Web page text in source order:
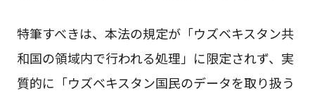
特筆すべきは、本法の規定が「ウズベキスタン共
和国の領域内で行われる処理」に限定されず、実
質的に「ウズベキスタン国民のデータを取り扱う